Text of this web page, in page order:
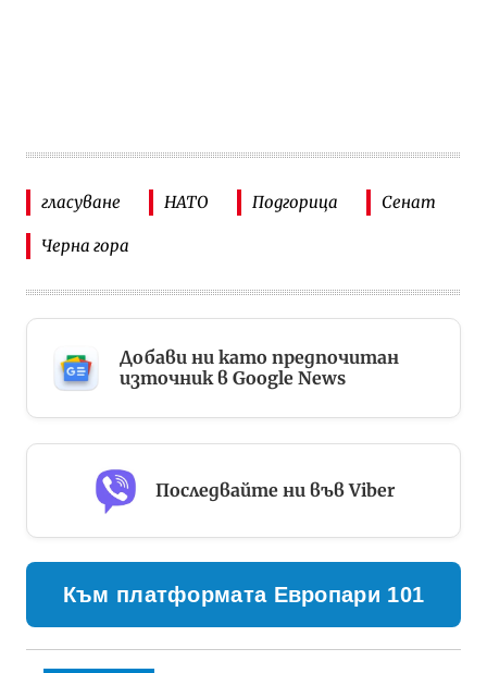
гласуване НАТО Подгорица Сенат
Черна гора
Добави ни като предпочитан
източник в Google News
Последвайте ни във Viber
Към платформата Европари 101